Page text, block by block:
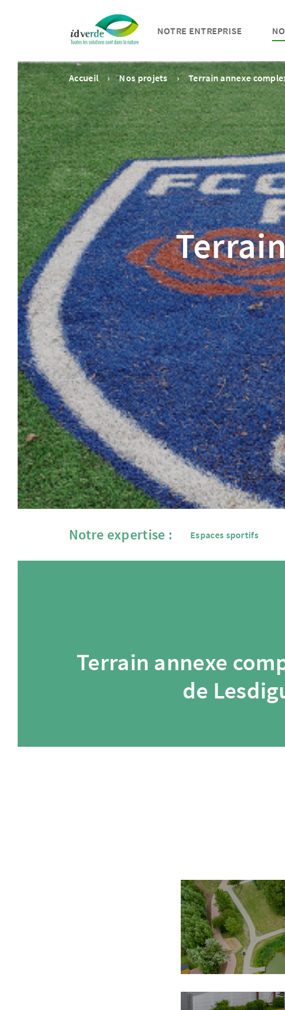
NOTRE ENTREPRISE
Accueil Nos projets Terrain annexe
Notre expertise : Espaces sportifs
Terrain annexe
de